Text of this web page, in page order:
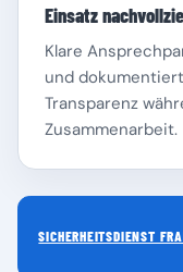
Einsatz
Klare
und
Transparenz
Zusammenarbeit.
SICHERHEITSDIENST